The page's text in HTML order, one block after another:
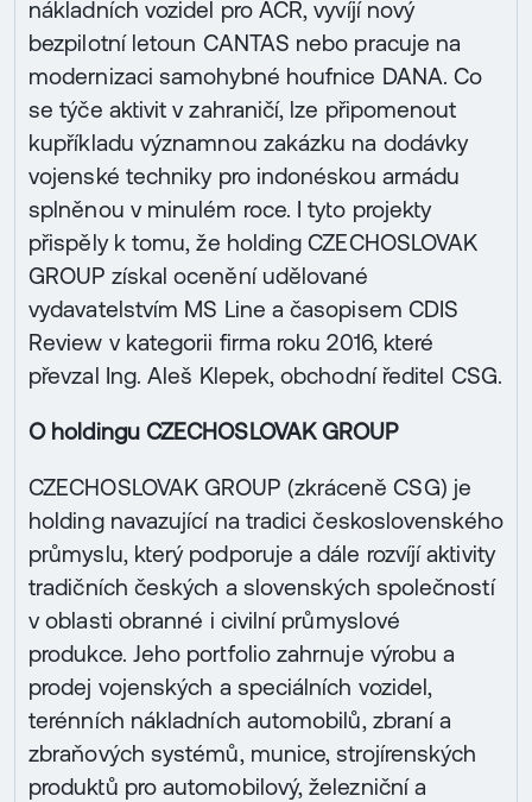
nákladních vozidel pro AČR, vyvíjí nový
bezpilotní letoun CANTAS nebo pracuje na
modernizaci samohybné houfnice DANA. Co
se týče aktivit v zahraničí, lze připomenout
kupříkladu významnou zakázku na dodávky
vojenské techniky pro indonéskou armádu
splněnou v minulém roce. I tyto projekty
přispěly k tomu, že holding CZECHOSLOVAK
GROUP získal ocenění udělované
vydavatelstvím MS Line a časopisem CDIS
Review v kategorii firma roku 2016, které
převzal Ing. Aleš Klepek, obchodní ředitel CSG.
O holdingu CZECHOSLOVAK GROUP
CZECHOSLOVAK GROUP (zkráceně CSG) je
holding navazující na tradici československého
průmyslu, který podporuje a dále rozvíjí aktivity
tradičních českých a slovenských společností
v oblasti obranné i civilní průmyslové
produkce. Jeho portfolio zahrnuje výrobu a
prodej vojenských a speciálních vozidel,
terénních nákladních automobilů, zbraní a
zbraňových systémů, munice, strojírenských
produktů pro automobilový, železniční a